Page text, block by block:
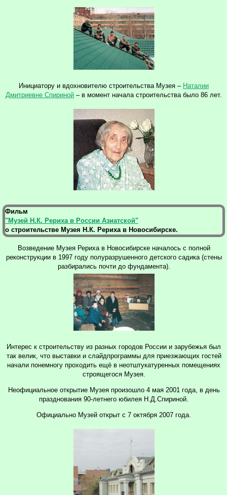
Инициатору и вдохновителю строительства Музея – Наталии
Дмитриевне Спириной – в момент начала строительства было 86 лет.
Фильм
"Музей Н.К. Рериха в России Азиатской"
о строительстве Музея Н.К. Рериха в Новосибирске.
Возведение Музея Рериха в Новосибирске началось с полной
реконструкции в 1997 году полуразрушенного детского садика (стены
разбирались почти до фундамента).
Интерес к строительству из разных городов России и зарубежья был
так велик, что выставки и слайдпрограммы для приезжающих гостей
начали понемногу проходить ещё в неотштукатуренных помещениях
строящегося Музея.
Неофициальное открытие Музея произошло 4 мая 2001 года, в день
празднования 90-летнего юбилея Н.Д.Спириной.
Официально Музей открыт с 7 октября 2007 года.